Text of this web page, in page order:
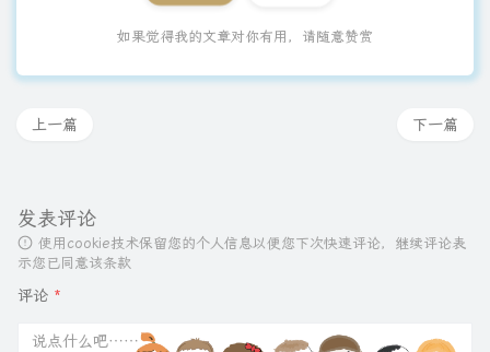
如果觉得我的文章对你有用，请随意赞赏
下一篇
上一篇
发表评论
使用cookie技术保留您的个人信息以便您下次快速评论，继续评论表
示您已同意该条款
评论 *